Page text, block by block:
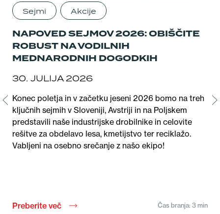
Sejmi Akcije
NAPOVED SEJMOV 2026: OBIŠČITE
ROBUST NA VODILNIH
MEDNARODNIH DOGODKIH
30. JULIJA 2026
Konec poletja in v začetku jeseni 2026 bomo na treh
ključnih sejmih v Sloveniji, Avstriji in na Poljskem
predstavili naše industrijske drobilnike in celovite
rešitve za obdelavo lesa, kmetijstvo ter reciklažo.
Vabljeni na osebno srečanje z našo ekipo!
Preberite več Čas branja: 3 min